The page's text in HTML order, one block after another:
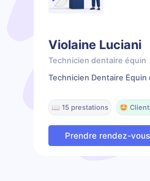
Violaine Luciani
Technicien dentaire équin
Technicien Dentaire Équin
📖 15 prestations 🤩
Prendre rendez-vous